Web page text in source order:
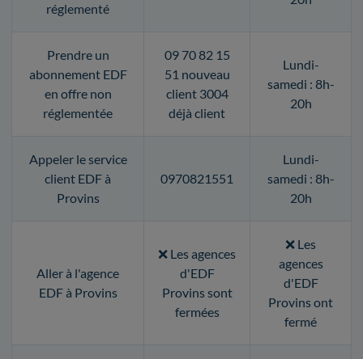
réglementé
Prendre un
abonnement EDF
en offre non
réglementée
09 70 82 15
51 nouveau
client 3004
déjà client
Lundi-
samedi : 8h-
20h
Appeler le service
client EDF à
Provins
0970821551
Lundi-
samedi : 8h-
20h
Aller à l'agence
EDF à Provins
❌ Les agences
d'EDF
Provins sont
fermées
❌ Les
agences
d'EDF
Provins ont
fermé